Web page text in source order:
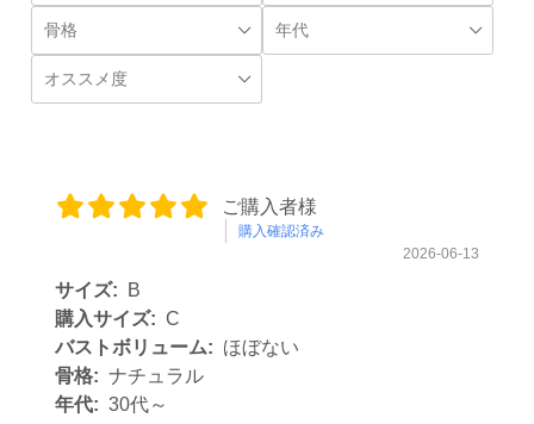
ご購入者様
購入確認済み
2026-06-13
サイズ:
B
購入サイズ: C
バストボリューム: ほぼない
骨格: ナチュラル
年代: 30代～